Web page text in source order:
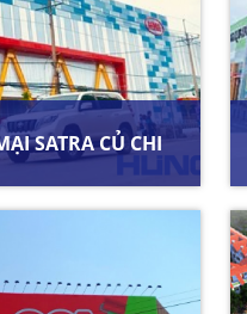
SATRA CỦ CHI